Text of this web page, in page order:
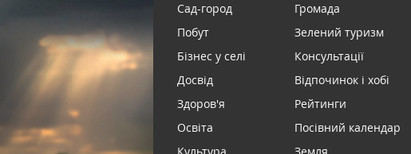
Сад-город
Побут
Бізнес у селі
Досвід
Здоров'я
Освіта
Громада
Зелений туризм
Консультації
Відпочинок і хобі
Рейтинги
Посівний календар